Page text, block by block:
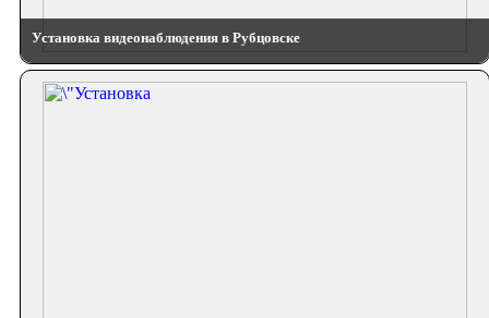
Установка видеонаблюдения в Рубцовске